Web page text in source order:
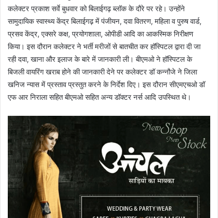
कलेक्टर प्रकाश सर्वे बुधवार को बिलाईगढ़ ब्लॉक के दौरे पर रहे। उन्होंने
सामुदायिक स्वास्थ्य केंद्र बिलाईगढ़ में पंजीयन, दवा वितरण, महिला व पुरुष वार्ड,
प्रसव केंद्र, एक्सरे कक्ष, प्रयोगशाला, ओपीडी आदि का आकस्मिक निरीक्षण
किया। इस दौरान कलेक्टर ने भर्ती मरीजों से बातचीत कर हॉस्पिटल द्वारा दी जा
रही दवा, खाना और इलाज के बारे में जानकारी ली। बीएमओ ने हॉस्पिटल के
बिजली वायरिंग खराब होने की जानकारी देने पर कलेक्टर डॉ कन्नौजे ने जिला
खनिज न्यास में प्रस्ताव प्रस्तुत करने के निर्देश दिए। इस दौरान सीएमएचओ डॉ
एफ आर निराला सहित बीएमओ सहित अन्य डॉक्टर नर्स आदि उपस्थित थे।